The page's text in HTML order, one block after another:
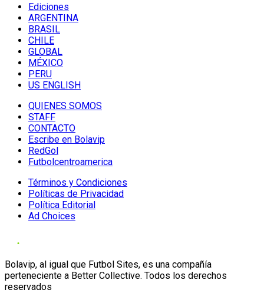
Ediciones
ARGENTINA
BRASIL
CHILE
GLOBAL
MÉXICO
PERU
US ENGLISH
QUIENES SOMOS
STAFF
CONTACTO
Escribe en Bolavip
RedGol
Futbolcentroamerica
Términos y Condiciones
Políticas de Privacidad
Política Editorial
Ad Choices
Bolavip, al igual que Futbol Sites, es una compañía
perteneciente a Better Collective. Todos los derechos
reservados